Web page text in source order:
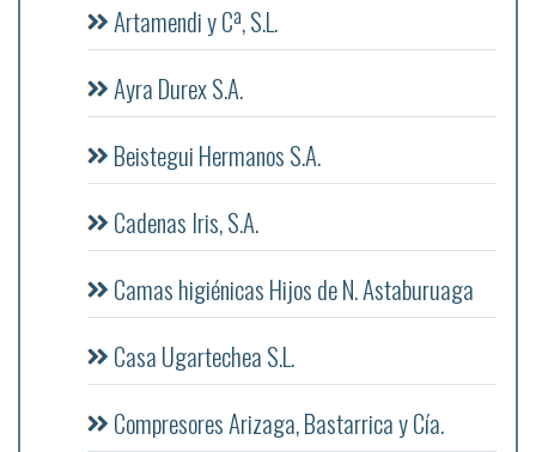
Artamendi y Cª, S.L.
Ayra Durex S.A.
Beistegui Hermanos S.A.
Cadenas Iris, S.A.
Camas higiénicas Hijos de N. Astaburuaga
Casa Ugartechea S.L.
Compresores Arizaga, Bastarrica y Cía.